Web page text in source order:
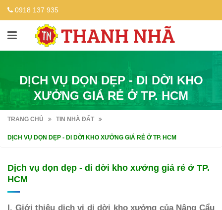
0918 137 935
DỊCH VỤ DỌN DẸP - DI DỜI KHO
XƯỞNG GIÁ RẺ Ở TP. HCM
TRANG CHỦ TIN NHÀ ĐẤT
DỊCH VỤ DỌN DẸP - DI DỜI KHO XƯỞNG GIÁ RẺ Ở TP. HCM
Dịch vụ dọn dẹp - di dời kho xưởng giá rẻ ở TP.
HCM
I. Giới thiệu dịch vị di dời kho xưởng của Nâng Cẩu